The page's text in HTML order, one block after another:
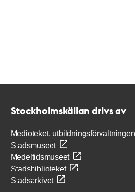
Stockholmskällan drivs av
Medioteket, utbildningsförvaltningen
Stadsmuseet
Medeltidsmuseet
Stadsbiblioteket
Stadsarkivet